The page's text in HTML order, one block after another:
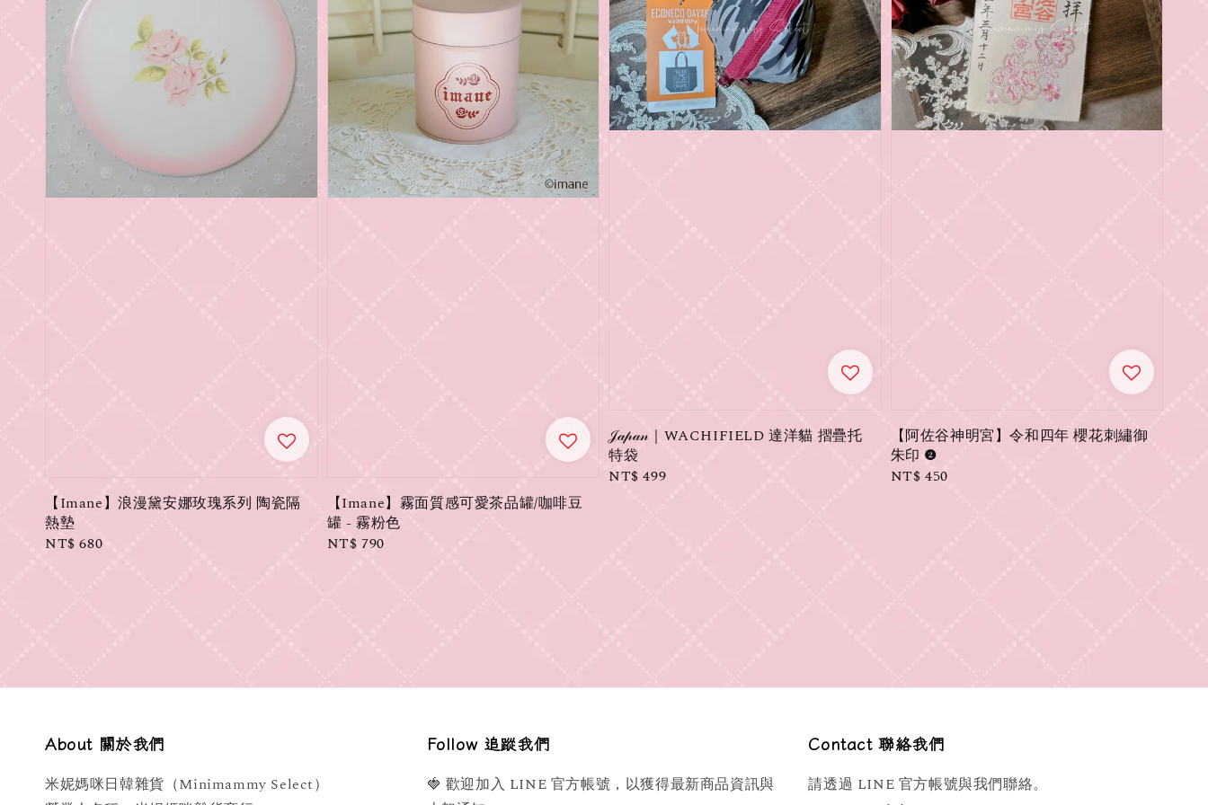
【Imane】浪漫黛安娜玫瑰系列 陶瓷隔
熱墊
Regular
NT$ 680
【Imane】霧面質感可愛茶品罐/咖啡豆
罐 - 霧粉色
Regular
NT$ 790
𝒥𝒶𝓅𝒶𝓃｜WACHIFIELD 達洋貓 摺疊托
特袋
Regular
NT$ 499
【阿佐谷神明宮】令和四年 櫻花刺繡御
朱印 ➋
Regular
NT$ 450
About 關於我們
米妮媽咪日韓雜貨（Minimammy Select）
Follow 追蹤我們
🍓 歡迎加入 LINE 官方帳號，以獲得最新商品資訊與
Contact 聯絡我們
請透過 LINE 官方帳號與我們聯絡。